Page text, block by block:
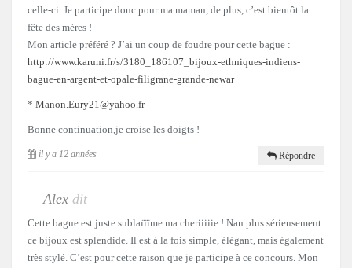
celle-ci. Je participe donc pour ma maman, de plus, c’est bientôt la
fête des mères !
Mon article préféré ? J’ai un coup de foudre pour cette bague :
http://www.karuni.fr/s/3180_186107_bijoux-ethniques-indiens-
bague-en-argent-et-opale-filigrane-grande-newar
* Manon.Eury21@yahoo.fr
Bonne continuation,je croise les doigts !
il y a 12 années Répondre
Alex dit
Cette bague est juste sublaïïïme ma cheriiiiie ! Nan plus sérieusement
ce bijoux est splendide. Il est à la fois simple, élégant, mais également
très stylé. C’est pour cette raison que je participe à ce concours. Mon